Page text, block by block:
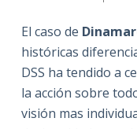
El caso de
históricas
DSS ha tendido a
la acción sobre
visión mas